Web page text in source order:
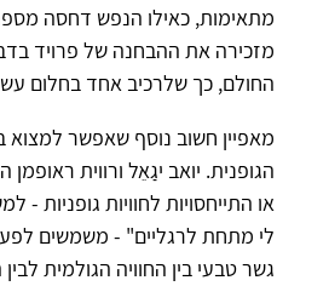
מתאימות, כאילו הנפש דחסה
מזכירה את ההבחנה של פרויד
החולם, כך שלרכיב אחד בחלום
מאפיין חשוב נוסף שאפשר למצוא
הגופנית. יואב יגַאֵל ורווית
או התייחסויות לחוויות
לי מתחת לרגליים" - משמשים
גשר טבעי בין החוויה הגולמית